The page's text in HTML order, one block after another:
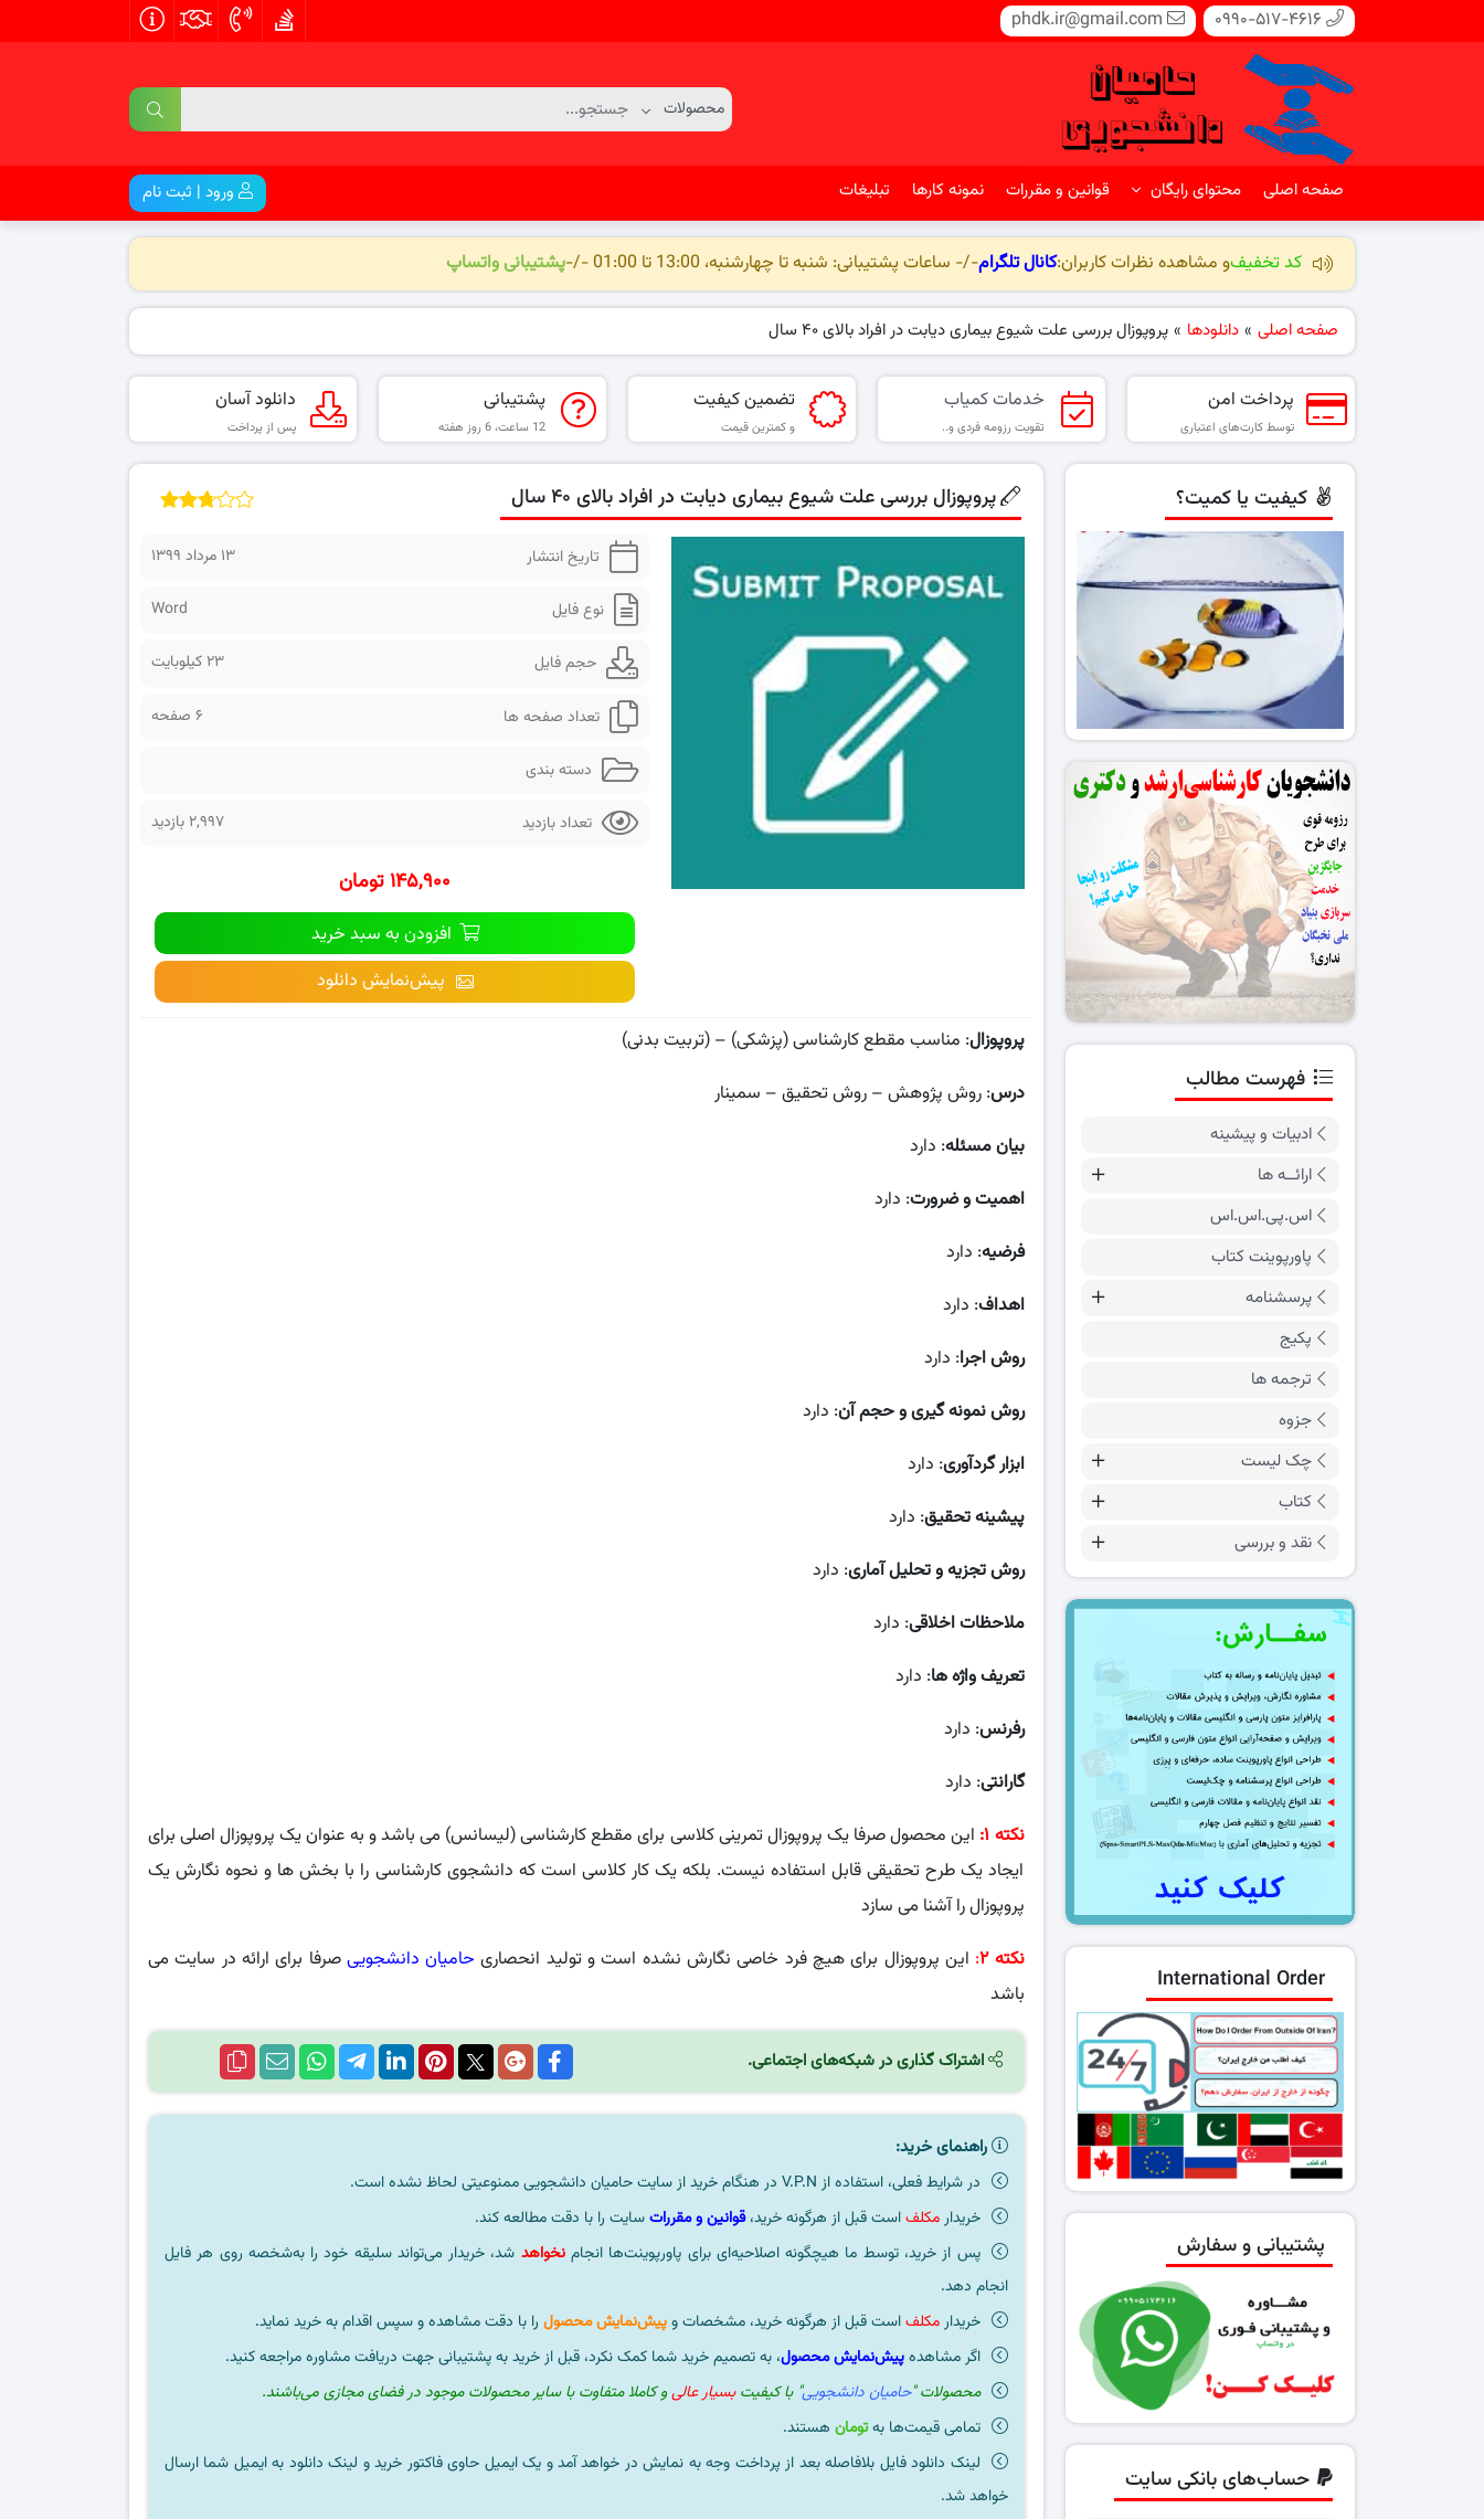
0990-517-4616
phdk.ir@gmail.com
صفحه اصلی محتوای رایگان قوانین و مقررات نمونه کارها تبلیغات ورود | ثبت نام
کد تخفیفو مشاهده نظرات کاربران:کانال تلگرام-/- ساعات پشتیبانی: شنبه تا چهارشنبه، 13:00 تا 01:00 -/- پشتیبانی واتساپ
صفحه اصلی » دانلودها » پروپوزال بررسی علت شیوع بیماری دیابت در افراد بالای ۴۰ سال
پرداخت امن
توسط کارت‌های اعتباری
خدمات کمیاب
تقویت رزومه فردی و..
تضمین کیفیت
و کمترین قیمت
پشتیبانی
12 ساعت، 6 روز هفته
دانلود آسان
پس از پرداخت
پروپوزال بررسی علت شیوع بیماری دیابت در افراد بالای ۴۰ سال
تاریخ انتشار ۱۳ مرداد ۱۳۹۹
نوع فایل Word
حجم فایل 23 کیلوبایت
تعداد صفحه ها 6 صفحه
دسته بندی
تعداد بازدید 2,997 بازدید
۱۴۵,۹۰۰ تومان
افزودن به سبد خرید
پیش‌نمایش دانلود
پروپوزال: مناسب مقطع کارشناسی (پزشکی) – (تربیت بدنی)
درس: روش پژوهش – روش تحقیق – سمینار
بیان مسئله: دارد
اهمیت و ضرورت: دارد
فرضیه: دارد
اهداف: دارد
روش اجرا: دارد
روش نمونه گیری و حجم آن: دارد
ابزار گردآوری: دارد
پیشینه تحقیق: دارد
روش تجزیه و تحلیل آماری: دارد
ملاحظات اخلاقی: دارد
تعریف واژه ها: دارد
رفرنس: دارد
گارانتی: دارد
نکته ۱:
این محصول صرفا یک پروپوزال تمرینی کلاسی برای مقطع کارشناسی (لیسانس) می باشد و به عنوان یک پروپوزال اصلی برای
ایجاد یک طرح تحقیقی قابل استفاده نیست. بلکه یک کار کلاسی است که دانشجوی کارشناسی را با بخش ها و نحوه نگارش یک
پروپوزال را آشنا می سازد
نکته ۲ : این پروپوزال برای هیچ فرد خاصی نگارش نشده است و تولید انحصاری حامیان دانشجویی صرفا برای ارائه در سایت می
باشد
اشتراک گذاری در شبکه‌های اجتماعی.
راهنمای خرید:
در شرایط فعلی، استفاده از V.P.N در هنگام خرید از سایت حامیان دانشجویی ممنوعیتی لحاظ نشده است.
خریدارمکلفاست قبل از هرگونه خرید،قوانین و مقرراتسایت را با دقت مطالعه کند.
پس از خرید، توسط ما هیچگونه اصلاحیه‌ای برای پاورپوینت‌ها انجامنخواهد شد، خریدار می‌تواند سلیقه خود را به‌شخصه روی هر فایل
انجام دهد.
خریدارمکلفاست قبل از هرگونه خرید، مشخصات وپیش‌نمایش محصول را با دقت مشاهده و سپس اقدام به خرید نماید.
اگر مشاهدهپیش‌نمایش محصول، به تصمیم خرید شما کمک نکرد، قبل از خرید به پشتیبانی جهت دریافت مشاوره مراجعه کنید.
محصولات "حامیان دانشجویی" با کیفیت بسیار عالی و کاملا متفاوت با سایر محصولات موجود در فضای مجازی می‌باشند.
تمامی قیمت‌ها بهتومان هستند.
لینک دانلود فایل بلافاصله بعد از پرداخت وجه به نمایش در خواهد آمد و یک ایمیل حاوی فاکتور خرید و لینک دانلود به ایمیل شما ارسال
خواهد شد.
کیفیت یا کمیت؟
فهرست مطالب
ادبیات و پیشینه
ارائــه ها
اس.پی.اس.اس
پاورپوینت کتاب
پرسشنامه
پکیج
ترجمه ها
جزوه
چک لیست
کتاب
نقد و بررسی
International Order
پشتیبانی و سفارش
حساب‌های بانکی سایت